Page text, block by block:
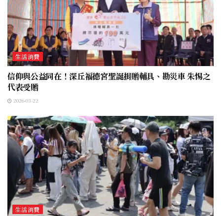
生活消費
信仰與公益同在！深丘福德宮聖誕捐贈輔具、勘災車 朱惕之
代表受贈
2026-03-22
生活消費